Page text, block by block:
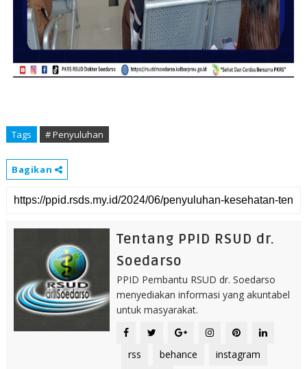
Tags # Penyuluhan
Bagikan
Tentang PPID RSUD dr.
Soedarso
PPID Pembantu RSUD dr. Soedarso
menyediakan informasi yang akuntabel
untuk masyarakat.
rss behance
instagram